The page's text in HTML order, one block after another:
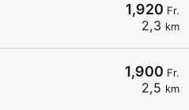
1,920 Fr.
2,3 km
1,900 Fr.
2,5 km